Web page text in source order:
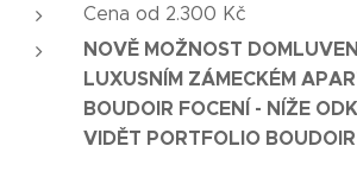
Cena od 2.300 Kč
NOVĚ MOŽNOST
LUXUSNÍM ZÁMECKÉM
BOUDOIR FOCENÍ - NÍŽE
VIDĚT PORTFOLIO